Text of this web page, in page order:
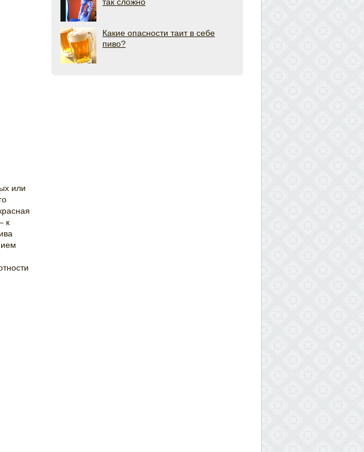
или
к
Какие опасности таит в себе
пиво?